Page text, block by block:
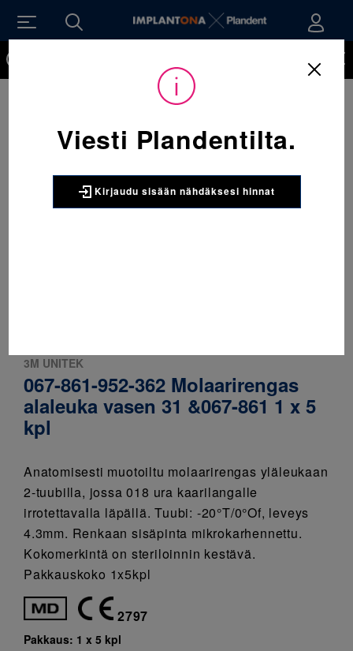
3M UNITEK
067-861-952-362 Molaarirengas
alaleuka vasen 31 &067-861 1 x 5
kpl
Anatomisesti muotoiltu molaarirengas yläleukaan
2-tuubilla, jossa 018 ura kaarilangalle
irrotettavalla läpällä. Tuubi: -20°T/0°Of, leveys
4.3mm. Renkaan sisäpinta mikrokarhennettu.
Kokomerkintä on steriloinnin kestävä.
Pakkauskoko 1x5kpl
2797
Pakkaus: 1 x 5 kpl
Viesti Plandentilta.
Kirjaudu sisään nähdäksesi hinnat